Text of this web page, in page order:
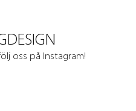
oss på Instagram!